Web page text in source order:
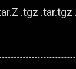
.tgz